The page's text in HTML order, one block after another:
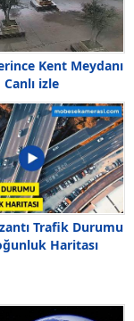
Kent Meydanı
Canlı izle
Trafik Durumu
Haritası